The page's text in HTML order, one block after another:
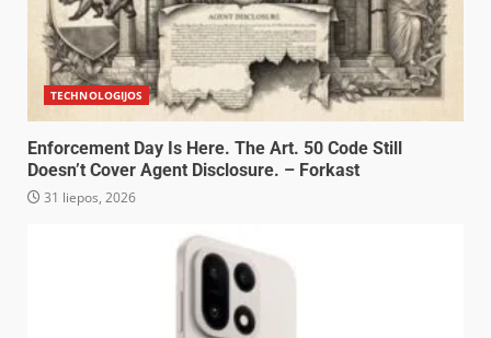
TECHNOLOGIJOS
Enforcement Day Is Here. The Art. 50 Code Still
Doesn’t Cover Agent Disclosure. – Forkast
31 liepos, 2026